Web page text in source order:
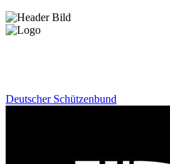
Deutscher Schützenbund